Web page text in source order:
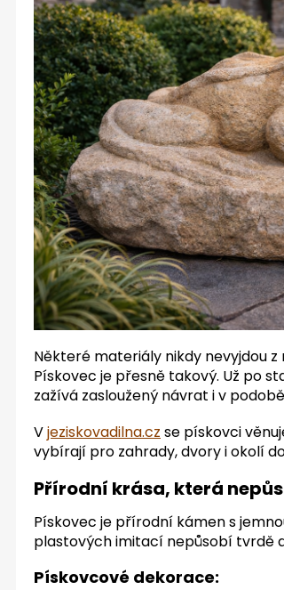
Některé materiály nikdy nevyjdou
Pískovec je přesně takový. Už po
zažívá zasloužený návrat i v
Vjeziskovadilna.cz se pískovci
vybírají pro zahrady, dvory i okolí
Přírodní krása, která
Pískovec je přírodní kámen s
plastových imitací nepůsobí tvrdě
Pískovcové dekorace: